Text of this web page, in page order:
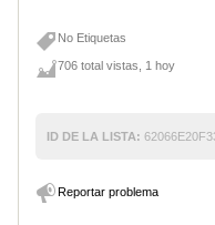
No Etiquetas
706 total vistas, 1 hoy
ID DE LA LISTA:
Reportar problema